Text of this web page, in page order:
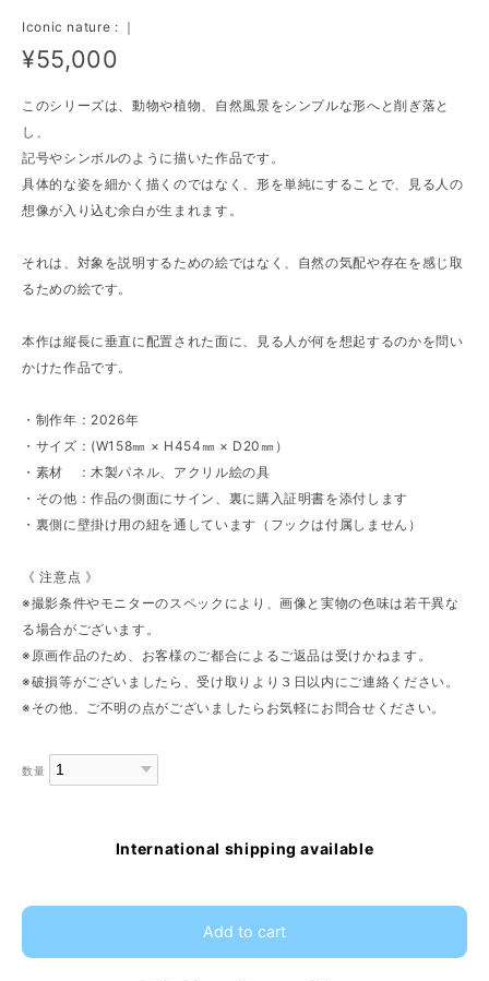
Iconic nature : ｜
¥55,000
このシリーズは、動物や植物、自然風景をシンプルな形へと削ぎ落と
し、
記号やシンボルのように描いた作品です。
具体的な姿を細かく描くのではなく、形を単純にすることで、見る人の
想像が入り込む余白が生まれます。
それは、対象を説明するための絵ではなく、自然の気配や存在を感じ取
るための絵です。
本作は縦長に垂直に配置された面に、見る人が何を想起するのかを問い
かけた作品です。
・制作年：2026年
・サイズ：(W158㎜ × H454㎜ × D20㎜）
・素材 ：木製パネル、アクリル絵の具
・その他：作品の側面にサイン、裏に購入証明書を添付します
・裏側に壁掛け用の紐を通しています（フックは付属しません）
《 注意点 》
※撮影条件やモニターのスペックにより、画像と実物の色味は若干異な
る場合がございます。
※原画作品のため、お客様のご都合によるご返品は受けかねます。
※破損等がございましたら、受け取りより３日以内にご連絡ください。
※その他、ご不明の点がございましたらお気軽にお問合せください。
数量
International shipping available
Add to cart